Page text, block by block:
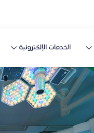
الخدمات الإلكترونية